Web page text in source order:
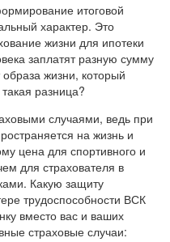
итоговой
характер. Это
жизни для ипотеки
заплатят разную сумму
жизни, который
разница?
случаями, ведь при
на жизнь и
цена для спортивного и
для страхователя в
Какую защиту
трудоспособности ВСК
вместо вас и ваших
страховые случаи: